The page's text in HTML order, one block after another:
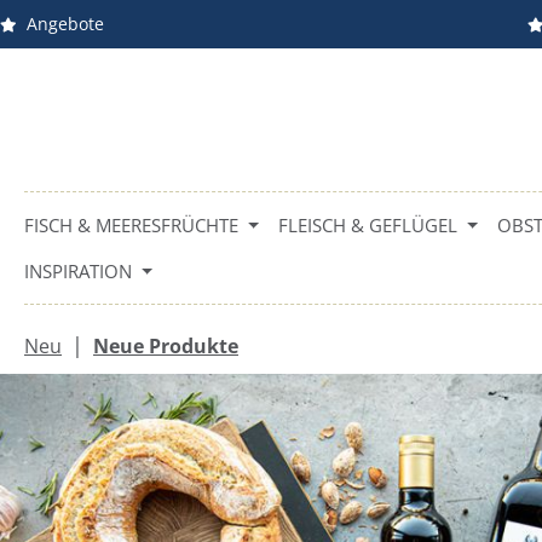
Hauptinhalt springen
Zur Suche springen
Zur Hauptnavigation springen
Angebote
FISCH & MEERESFRÜCHTE FLEISCH & GEFLÜGEL
INSPIRATION
Neu | Neue Produkte